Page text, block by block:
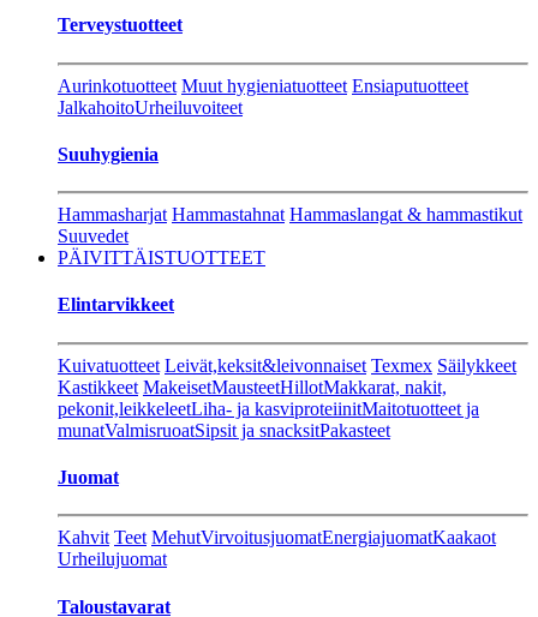
Terveystuotteet
Aurinkotuotteet Muut hygieniatuotteet Ensiaputuotteet
JalkahoitoUrheiluvoiteet
Suuhygienia
Hammasharjat Hammastahnat Hammaslangat & hammastikut
Suuvedet
PÄIVITTÄISTUOTTEET
Elintarvikkeet
Kuivatuotteet Leivät,keksit&leivonnaiset Texmex Säilykkeet
Kastikkeet MakeisetMausteetHillotMakkarat, nakit,
pekonit,leikkeleetLiha- ja kasviproteiinitMaitotuotteet ja
munatValmisruoatSipsit ja snacksitPakasteet
Juomat
Kahvit Teet MehutVirvoitusjuomatEnergiajuomatKaakaot
Urheilujuomat
Taloustavarat